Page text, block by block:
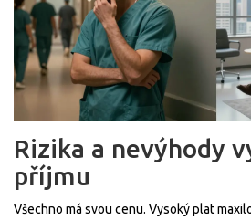
Rizika a nevýhody
příjmu
Všechno má svou cenu. Vysoký plat